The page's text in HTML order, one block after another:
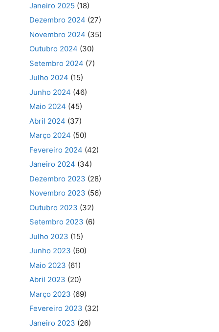
Janeiro 2025 (18)
Dezembro 2024 (27)
Novembro 2024 (35)
Outubro 2024 (30)
Setembro 2024 (7)
Julho 2024 (15)
Junho 2024 (46)
Maio 2024 (45)
Abril 2024 (37)
Março 2024 (50)
Fevereiro 2024 (42)
Janeiro 2024 (34)
Dezembro 2023 (28)
Novembro 2023 (56)
Outubro 2023 (32)
Setembro 2023 (6)
Julho 2023 (15)
Junho 2023 (60)
Maio 2023 (61)
Abril 2023 (20)
Março 2023 (69)
Fevereiro 2023 (32)
Janeiro 2023 (26)